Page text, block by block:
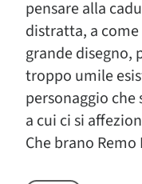
pensare alla
distratta, a
grande disegno,
troppo umile
personaggio
a cui ci si
Che brano Remo